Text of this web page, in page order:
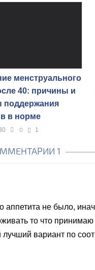
менструального
40: причины и
поддержания
в норме
0 1
1
не было,
то что
вариант по